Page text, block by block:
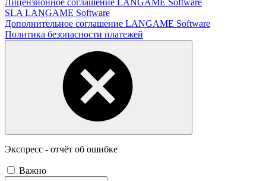
SLA LANGAME Software
Дополнительное соглашение LANGAME Software
Политика безопасности платежей
Экспресс - отчёт об ошибке
Важно